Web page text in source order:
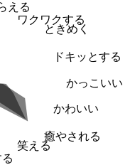
える
ワクワクする
ときめく
ドキッとする
かっこいい
かわいい
癒やされる
笑える